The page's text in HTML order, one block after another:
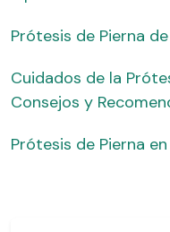
Prótesis de Pierna
Cuidados de la
Consejos y
Prótesis de Pierna